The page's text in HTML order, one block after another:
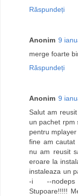
Răspundeți
Anonim 9
merge foarte
Răspundeți
Anonim 9
Salut am
un pachet rpm
pentru
fine am
nu am reusit
eroare la
instaleaza un
-i --nodeps
Stupoare!!!!!